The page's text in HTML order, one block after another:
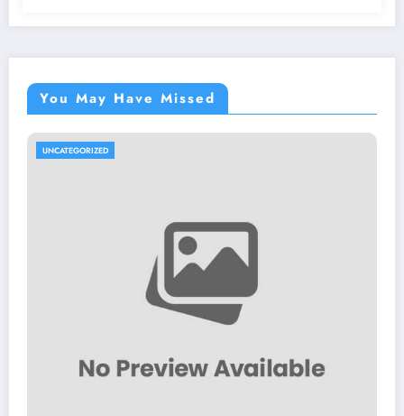
You May Have Missed
UNCATEGORIZED